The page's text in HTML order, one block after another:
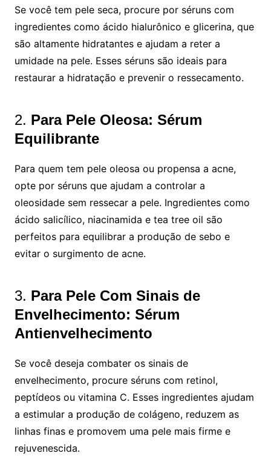
Se você tem pele seca, procure por séruns com
ingredientes como ácido hialurônico e glicerina, que
são altamente hidratantes e ajudam a reter a
umidade na pele. Esses séruns são ideais para
restaurar a hidratação e prevenir o ressecamento.
2. Para Pele Oleosa: Sérum
Equilibrante
Para quem tem pele oleosa ou propensa a acne,
opte por séruns que ajudam a controlar a
oleosidade sem ressecar a pele. Ingredientes como
ácido salicílico, niacinamida e tea tree oil são
perfeitos para equilibrar a produção de sebo e
evitar o surgimento de acne.
3. Para Pele Com Sinais de
Envelhecimento: Sérum
Antienvelhecimento
Se você deseja combater os sinais de
envelhecimento, procure séruns com retinol,
peptídeos ou vitamina C. Esses ingredientes ajudam
a estimular a produção de colágeno, reduzem as
linhas finas e promovem uma pele mais firme e
rejuvenescida.